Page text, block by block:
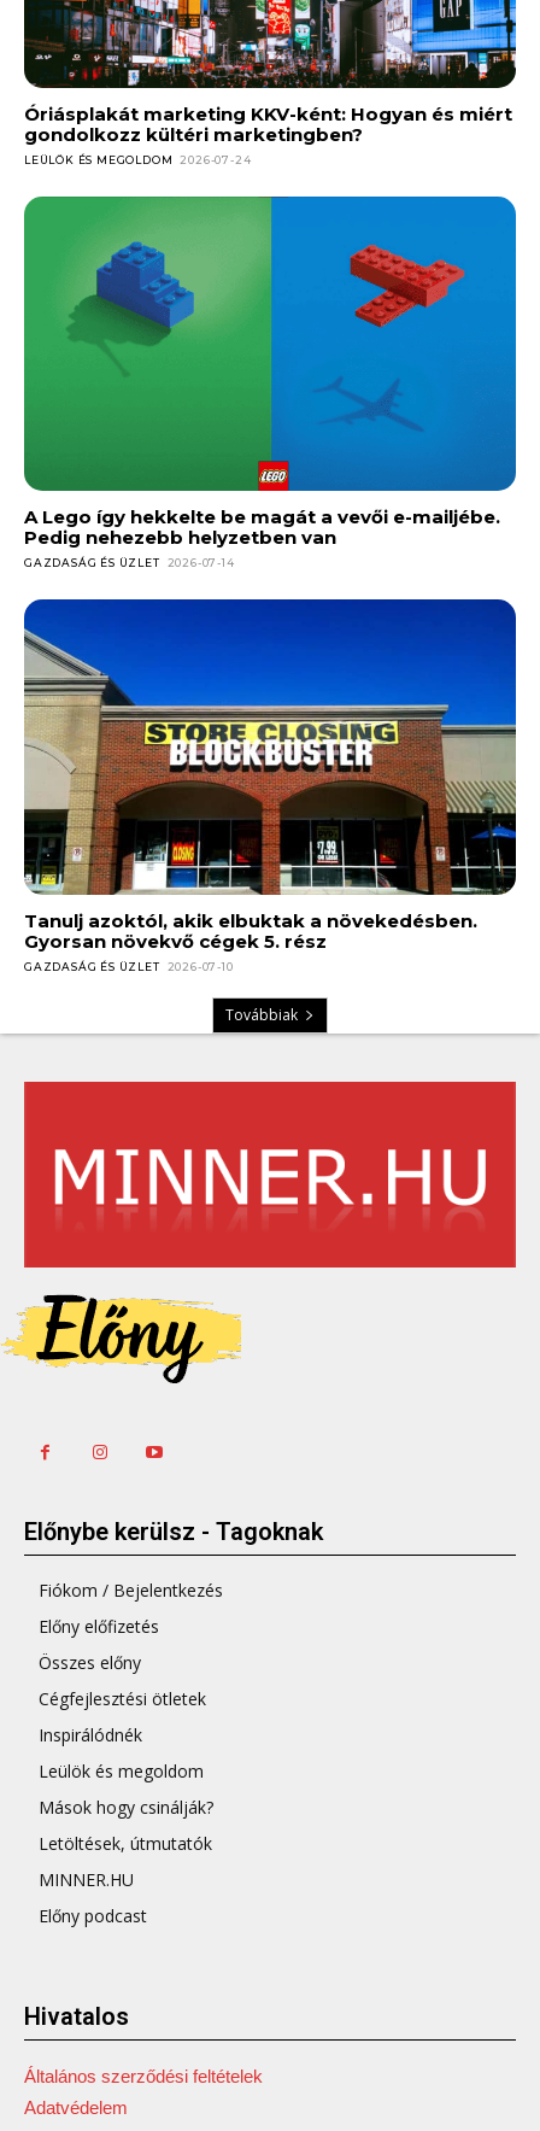
Óriásplakát marketing KKV-ként: Hogyan és miért
gondolkozz kültéri marketingben?
LEÜLÖK ÉS MEGOLDOM 2026-07-24
A Lego így hekkelte be magát a vevői e-mailjébe.
Pedig nehezebb helyzetben van
GAZDASÁG ÉS ÜZLET 2026-07-14
Tanulj azoktól, akik elbuktak a növekedésben.
Gyorsan növekvő cégek 5. rész
GAZDASÁG ÉS ÜZLET 2026-07-10
Továbbiak
Előnybe kerülsz - Tagoknak
Fiókom / Bejelentkezés
Előny előfizetés
Összes előny
Cégfejlesztési ötletek
Inspirálódnék
Leülök és megoldom
Mások hogy csinálják?
Letöltések, útmutatók
MINNER.HU
Előny podcast
Hivatalos
Általános szerződési feltételek
Adatvédelem